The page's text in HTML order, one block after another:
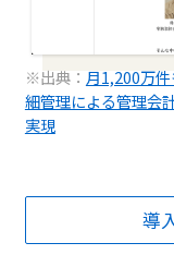
※出典： 月1,200万
細管理による管理会
実現
導